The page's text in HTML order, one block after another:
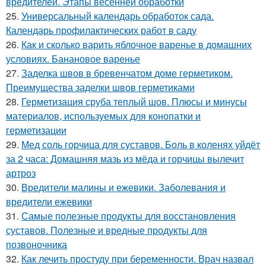
25. Универсальный календарь обработок сада.
Календарь профилактических работ в саду
26. Как и сколько варить яблочное варенье в домашних
условиях. Банановое варенье
27. Заделка швов в бревенчатом доме герметиком.
Преимущества заделки швов герметиками
28. Герметизация сруба теплый шов. Плюсы и минусы
материалов, используемых для конопатки и
герметизации
29. Мед соль горчица для суставов. Боль в коленях уйдёт
за 2 часа: Домашняя мазь из мёда и горчицы вылечит
артроз
30. Вредители малины и ежевики. Заболевания и
вредители ежевики
31. Самые полезные продукты для восстановления
суставов. Полезные и вредные продукты для
позвоночника
32. Как лечить простуду при беременности. Врач назвал